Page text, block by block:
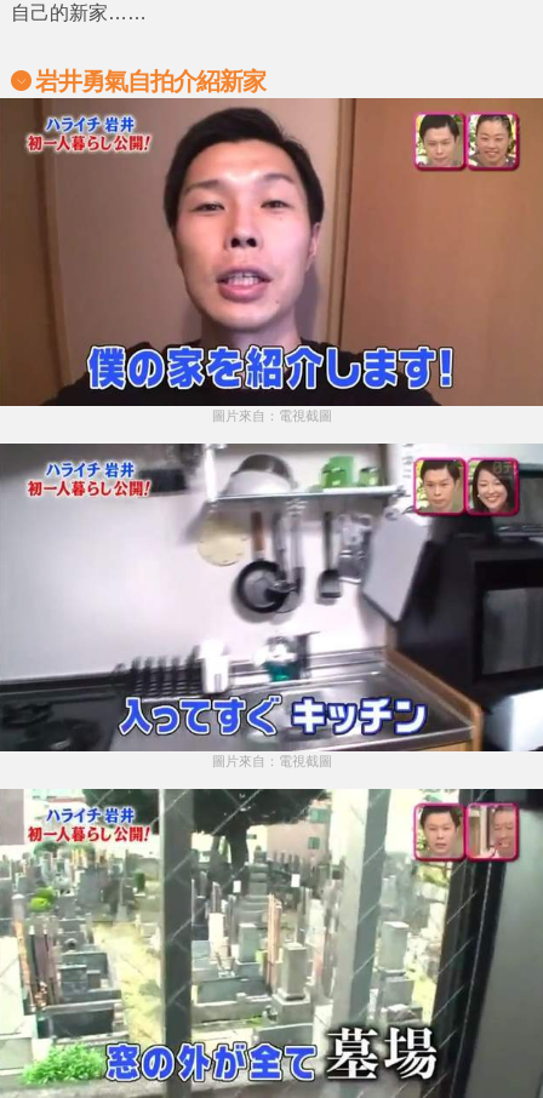
自己的新家……
岩井勇氣自拍介紹新家
圖片來自：電視截圖
圖片來自：電視截圖